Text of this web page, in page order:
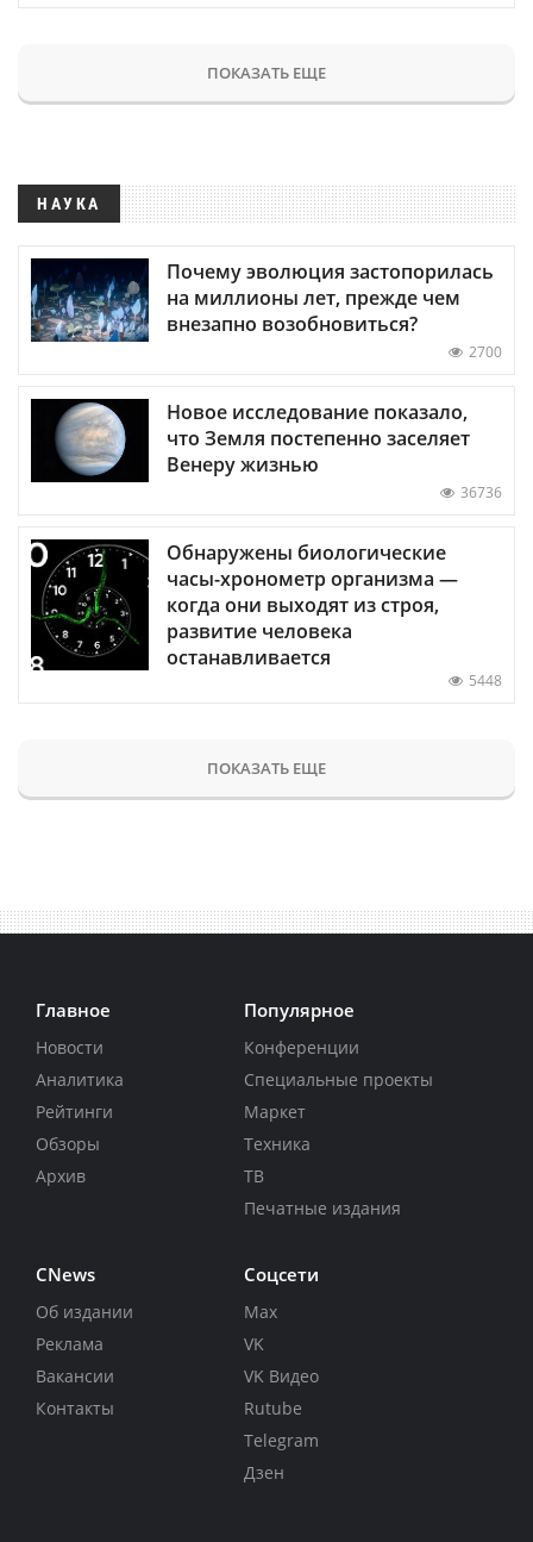
ПОКАЗАТЬ ЕЩЕ
НАУКА
Почему эволюция застопорилась
на миллионы лет, прежде чем
внезапно возобновиться?
2700
Новое исследование показало,
что Земля постепенно заселяет
Венеру жизнью
36736
Обнаружены биологические
часы-хронометр организма —
когда они выходят из строя,
развитие человека
останавливается
5448
ПОКАЗАТЬ ЕЩЕ
Главное
Новости
Аналитика
Рейтинги
Обзоры
Архив
Популярное
Конференции
Специальные проекты
Маркет
Техника
ТВ
Печатные издания
CNews
Об издании
Реклама
Вакансии
Контакты
Соцсети
Max
VK
VK Видео
Rutube
Telegram
Дзен